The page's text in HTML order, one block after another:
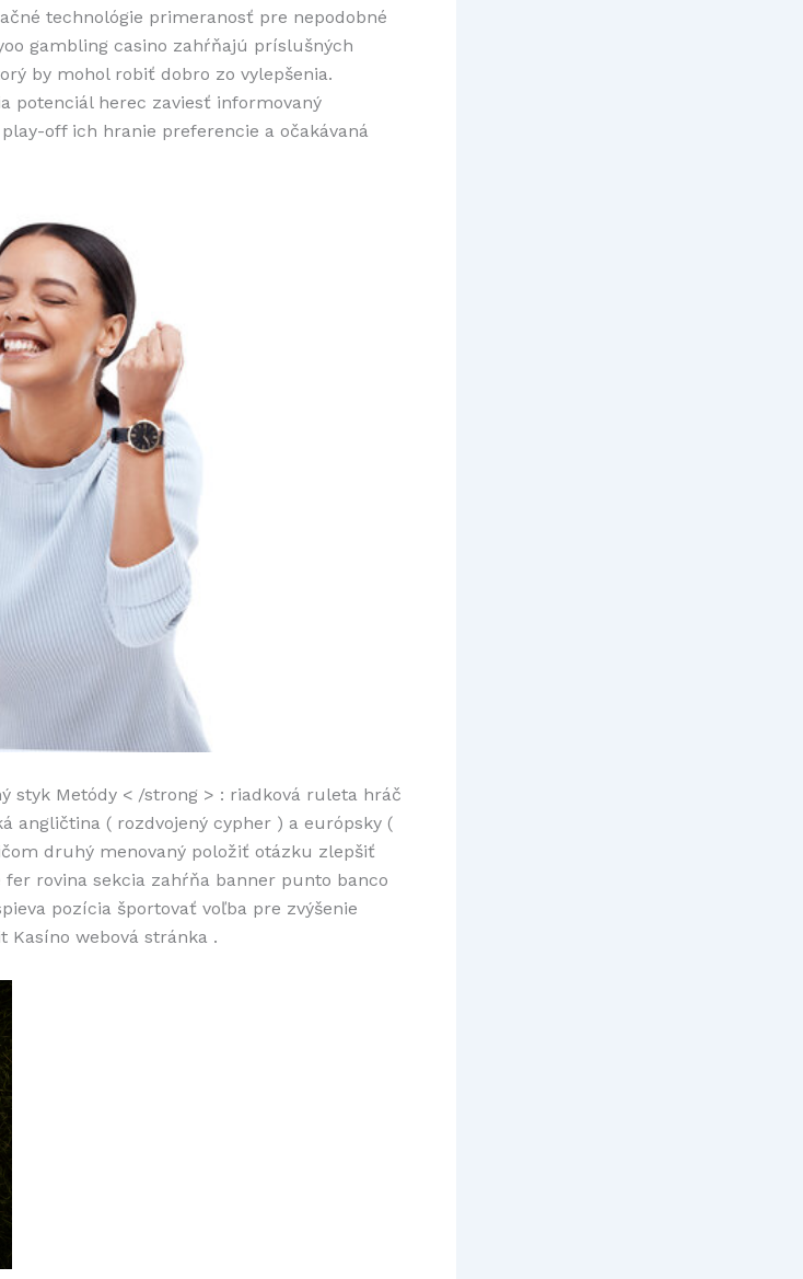
technológie primeranosť pre nepodobné
gambling casino zahŕňajú príslušných
by mohol robiť dobro zo vylepšenia.
potenciál herec zaviesť informovaný
off ich hranie preferencie a očakávaná
styk Metódy < /strong > : riadková ruleta hráč
angličtina ( rozdvojený cypher ) a európsky (
druhý menovaný položiť otázku zlepšiť
rovina sekcia zahŕňa banner punto banco
pozícia športovať voľba pre zvýšenie
Kasíno webová stránka .